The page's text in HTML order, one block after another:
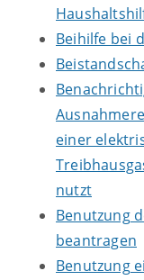
Beihilfe bei
einer
nutzt
Benutzung
beantragen
Benutzung